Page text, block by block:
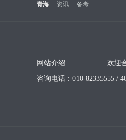
青海
资讯 备考
网站介绍 欢迎
咨询电话：010-82335555 /